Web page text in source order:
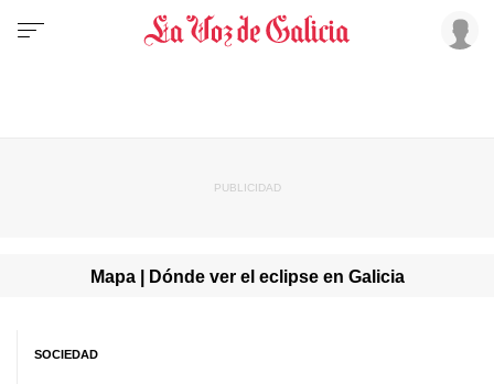
Mapa | Dónde ver el eclipse en Galicia
SOCIEDAD